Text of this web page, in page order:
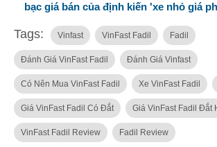
bạc giá bán của định kiến 'xe nhỏ giá
Tags: Vinfast VinFast Fadil Fadil
Đánh Giá VinFast Fadil Đánh Giá Vinfast
Có Nên Mua VinFast Fadil Xe VinFast Fadil
Giá VinFast Fadil Có Đắt Giá VinFast Fadil Đắt
VinFast Fadil Review Fadil Review